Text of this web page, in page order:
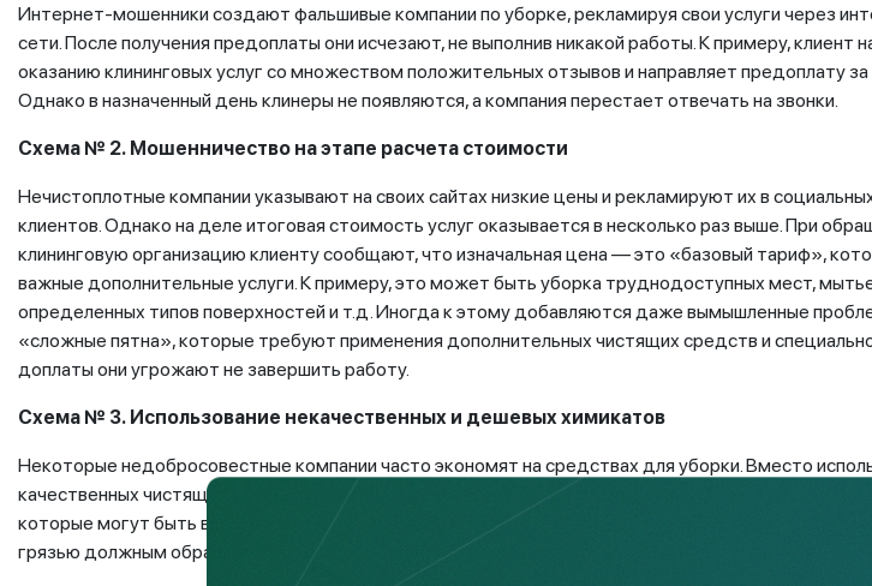
Интернет-мошенники создают фальшивые компании по уборке, рекламируя свои услуги через
сети. После получения предоплаты они исчезают, не выполнив никакой работы. К примеру, клиент
оказанию клининговых услуг со множеством положительных отзывов и направляет предоплату
Однако в назначенный день клинеры не появляются, а компания перестает отвечать на звонки.
Схема № 2. Мошенничество на этапе расчета стоимости
Нечистоплотные компании указывают на своих сайтах низкие цены и рекламируют их в
клиентов. Однако на деле итоговая стоимость услуг оказывается в несколько раз выше. При
клининговую организацию клиенту сообщают, что изначальная цена — это «базовый тариф»,
важные дополнительные услуги. К примеру, это может быть уборка труднодоступных мест,
определенных типов поверхностей и т.д. Иногда к этому добавляются даже вымышленные
«сложные пятна», которые требуют применения дополнительных чистящих средств и
доплаты они угрожают не завершить работу.
Схема № 3. Использование некачественных и дешевых химикатов
Некоторые недобросовестные компании часто экономят на средствах для уборки. Вместо
качественных чистящих химикатов, которые безопасны для здоровья и эффективны, они
которые могут быть вредны для людей и домашних животных. Кроме того, такие средства не
грязью должным образом, оставляя разводы или повреждая поверхности.